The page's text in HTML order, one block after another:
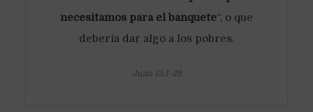
necesitamos para el banquete“, o que
debería dar algo a los pobres.
Juan 13:1-29